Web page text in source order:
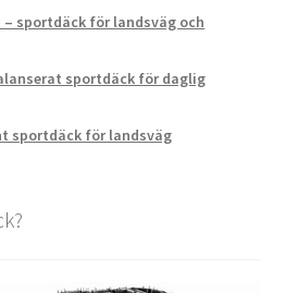
– sportdäck för landsväg och
sportdäck för daglig
sportdäck för landsväg